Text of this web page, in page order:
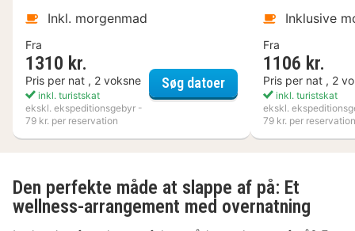
Inkl. morgenmad
Fra
1310 kr.
Pris per nat , 2 voksne
inkl. turistskat
ekskl. ekspeditionsgebyr -
79 kr. per reservation
Søg datoerFlädie Mat & Vingård
Inklusive
Fra
1106 kr.
Pris per nat , 2
inkl. turistskat
ekskl.
79 kr. per reservation
Den perfekte måde at slappe af på: Et
wellness-arrangement med overnatning